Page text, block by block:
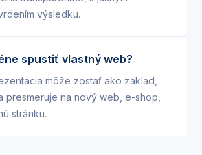
výsledku.
spustiť vlastný web?
môže zostať ako základ,
presmeruje na nový web, e-shop,
stránku.